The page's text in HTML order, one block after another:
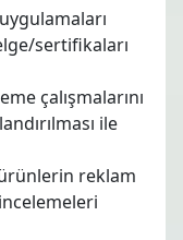
sertifikaları
çalışmalarını
ile
reklam